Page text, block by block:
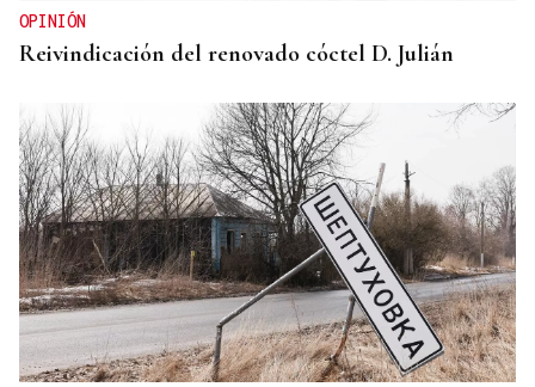
OPINIÓN
Reivindicación del renovado cóctel D. Julián